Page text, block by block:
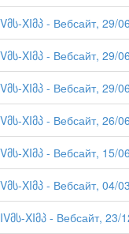
XIმპ - Вебсайт,
XIმპ - Вебсайт, 29/
XIმპ - Вебсайт, 29/
XIმპ - Вебсайт, 26/
XIმპ - Вебсайт, 15/
XIმპ - Вебсайт,
XIმპ - Вебсайт, 23/